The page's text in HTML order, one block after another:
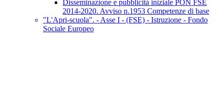
Disseminazione e pubblicità iniziale PON FSE
2014-2020. Avviso n.1953 Competenze di base
"L'Apri-scuola". - Asse I - (FSE) - Istruzione - Fondo
Sociale Europeo